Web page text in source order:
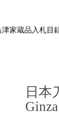
家蔵品入札目
日